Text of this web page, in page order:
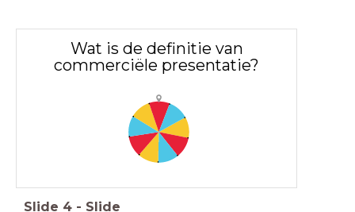
Wat is de definitie van
commerciële presentatie?
Slide 4 - Slide